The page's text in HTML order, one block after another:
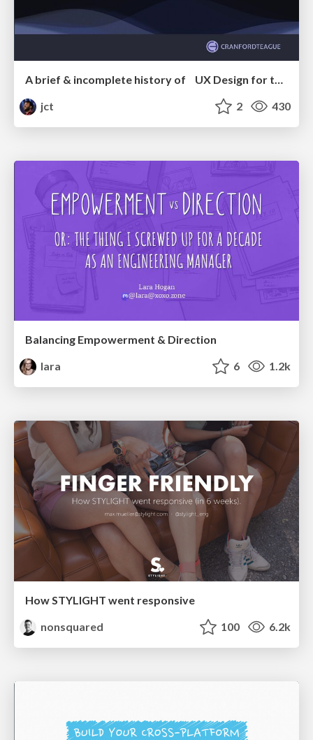
A brief & incomplete history of UX Design for the World Wide Web: 1989–2019
jct
2 430
Balancing Empowerment & Direction
lara
6 1.2k
How STYLIGHT went responsive
nonsquared
100 6.2k